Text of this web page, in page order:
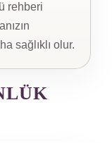
rehberi
sağlıklı olur.